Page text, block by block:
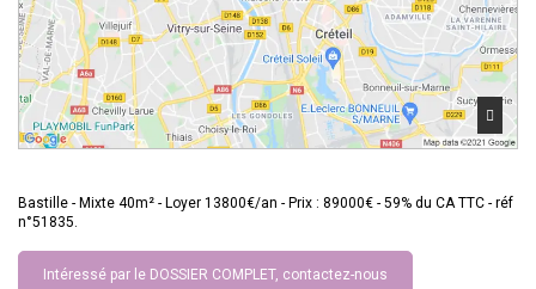
Bastille - Mixte 40m² - Loyer 13800€/an - Prix : 89000€ - 59% du CA TTC - réf
n°51835.
Intéressé par le DOSSIER COMPLET, contactez-nous